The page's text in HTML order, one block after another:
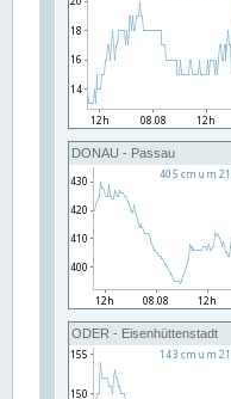
DONAU - Passau
ODER - Eisenhüttenstadt